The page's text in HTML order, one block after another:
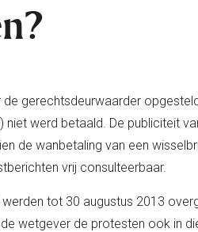
de gerechtsdeurwaarder
niet werd betaald. De publiciteit
de wanbetaling van een
vrij consulteerbaar.
tot 30 augustus 2013
wetgever de protesten ook in